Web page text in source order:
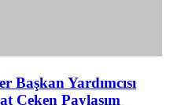
Başkan Yardımcısı
Çeken Paylaşım